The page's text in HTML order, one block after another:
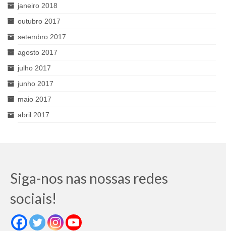
janeiro 2018
outubro 2017
setembro 2017
agosto 2017
julho 2017
junho 2017
maio 2017
abril 2017
Siga-nos nas nossas redes
sociais!